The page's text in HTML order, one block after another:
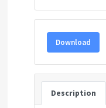
Download
Description